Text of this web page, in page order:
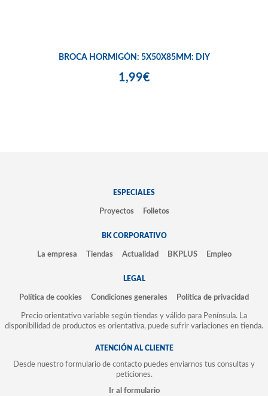
BROCA HORMIGÓN: 5X50X85MM: DIY
1,99€
ESPECIALES
Proyectos Folletos
BK CORPORATIVO
La empresa Tiendas Actualidad BKPLUS Empleo
LEGAL
Política de cookies Condiciones generales Política de privacidad
Precio orientativo variable según tiendas y válido para Península. La
disponibilidad de productos es orientativa, puede sufrir variaciones en tienda.
ATENCIÓN AL CLIENTE
Desde nuestro formulario de contacto puedes enviarnos tus consultas y
peticiones.
Ir al formulario